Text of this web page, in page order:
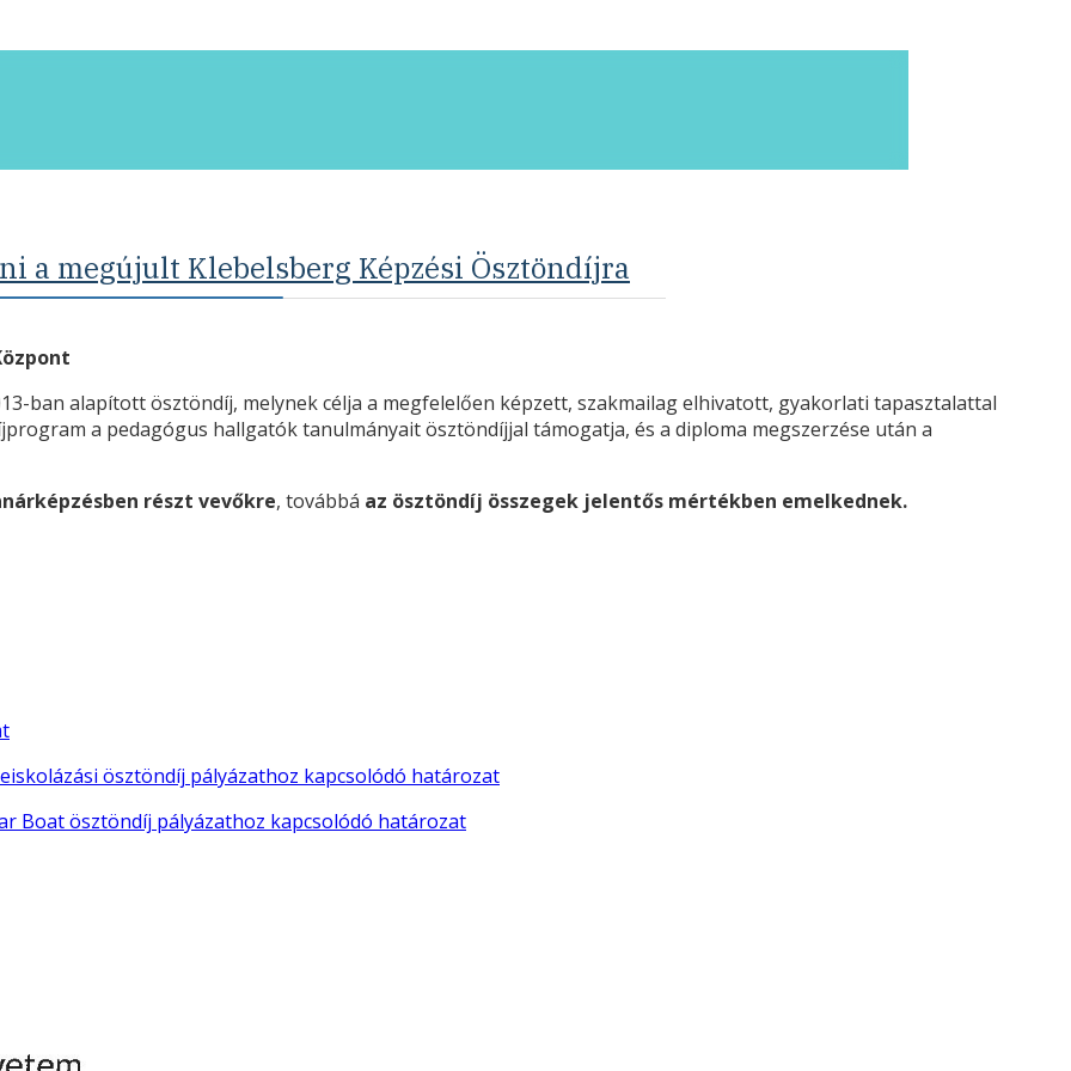
a megújult Klebelsberg Képzési Ösztöndíjra
ban alapított ösztöndíj, melynek célja a megfelelően képzett, szakmailag elhivatott, gyakorlati tapasztalattal
a pedagógus hallgatók tanulmányait ösztöndíjjal támogatja, és a diploma megszerzése után a
részt vevőkre, továbbá az ösztöndíj összegek jelentős mértékben emelkednek.
ösztöndíj pályázathoz kapcsolódó határozat
Boat ösztöndíj pályázathoz kapcsolódó határozat